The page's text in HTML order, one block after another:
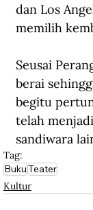
dan Los
memilih
Seusai
berai
begitu
telah
sandiwara
Tag:
BukuTeater
Kultur